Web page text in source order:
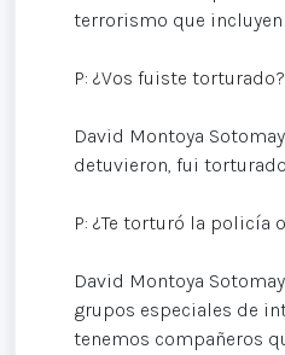
terrorismo que
P: ¿Vos fuiste torturado?
David Montoya
detuvieron, fui
P: ¿Te torturó la policía
David Montoya
grupos especiales de
tenemos compañeros